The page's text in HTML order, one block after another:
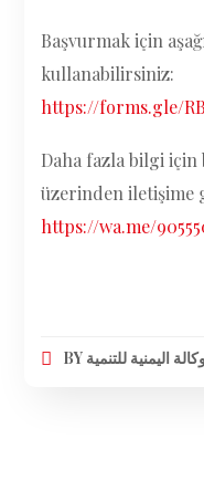
Başvurmak için
kullanabilirsiniz:
https://forms.gle/
Daha fazla bilgi
üzerinden iletişime
https://wa.me/
BY اليمنية للتنمية